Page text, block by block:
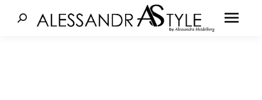
Cerca: